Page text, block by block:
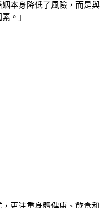
本身降低了風險，而是與
。」